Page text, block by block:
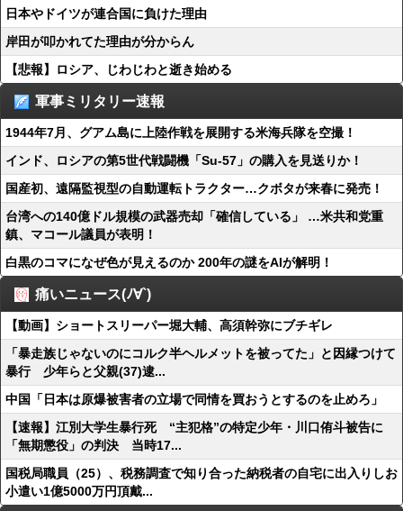
日本やドイツが連合国に負けた理由
岸田が叩かれてた理由が分からん
【悲報】ロシア、じわじわと逝き始める
軍事ミリタリー速報
1944年7月、グアム島に上陸作戦を展開する米海兵隊を空撮！
インド、ロシアの第5世代戦闘機「Su-57」の購入を見送りか！
国産初、遠隔監視型の自動運転トラクター…クボタが来春に発売！
台湾への140億ドル規模の武器売却「確信している」 …米共和党重
鎮、マコール議員が表明！
白黒のコマになぜ色が見えるのか 200年の謎をAIが解明！
痛いニュース(ﾉ∀`)
【動画】ショートスリーパー堀大輔、高須幹弥にブチギレ
「暴走族じゃないのにコルク半ヘルメットを被ってた」と因縁つけて
暴行 少年らと父親(37)逮...
中国「日本は原爆被害者の立場で同情を買おうとするのを止めろ」
【速報】江別大学生暴行死 “主犯格”の特定少年・川口侑斗被告に
「無期懲役」の判決 当時17...
国税局職員（25）、税務調査で知り合った納税者の自宅に出入りしお
小遣い1億5000万円頂戴...